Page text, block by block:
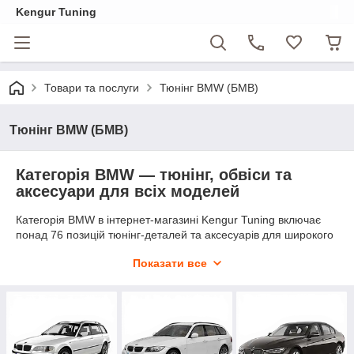
Kengur Tuning
Товари та послуги Тюнінг BMW (БМВ)
Тюнінг BMW (БМВ)
Категорія BMW — тюнінг, обвіси та
аксесуари для всіх моделей
Категорія BMW в інтернет-магазині Kengur Tuning включає
понад 76 позицій тюнінг-деталей та аксесуарів для широкого
оновлення зовнішності автомобіля: передні та задні бампери,
оригінальну геометрію кузова — встановлення на штатні
посадочні місця без доробок.
Показати все